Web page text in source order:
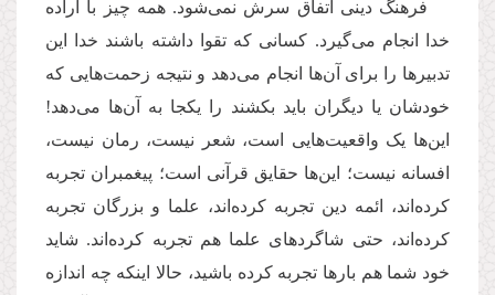
فرهنگ دینی اتفاق سرش نمی‌شود. همه چیز با اراده
خدا انجام می‌گیرد. کسانی که تقوا داشته باشند خدا این
تدبیرها را برای آن‌ها انجام می‌دهد و نتیجه زحمت‌هایی که
خودشان یا دیگران باید بکشند را یکجا به آن‌ها می‌دهد!
این‌ها یک واقعیت‌هایی است، شعر نیست، رمان نیست،
افسانه نیست؛ این‌ها حقایق قرآنی است؛ پیغمبران تجربه
کرده‌اند، ائمه دین تجربه کرده‌اند، علما و بزرگان تجربه
کرده‌اند، حتی شاگردهای علما هم تجربه کرده‌اند. شاید
خود شما هم بارها تجربه کرده باشید، حالا اینکه چه اندازه